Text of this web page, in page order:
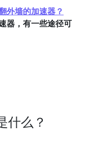
外墙的加速器？
器，有一些途径可
什么？